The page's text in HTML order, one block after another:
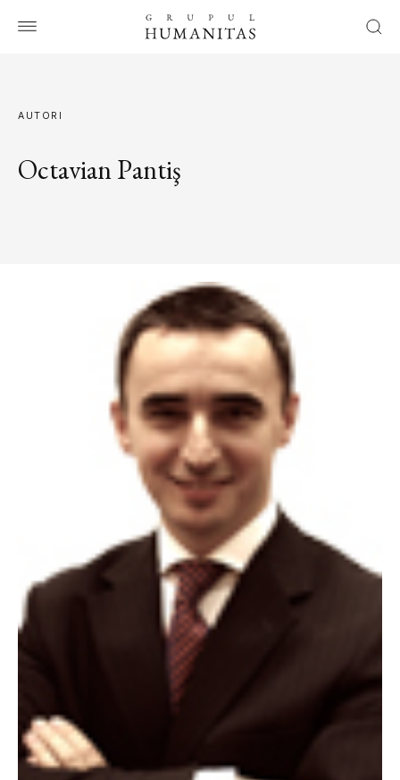
AUTORI
Octavian Pantiş